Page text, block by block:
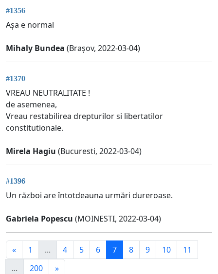
#1356
Așa e normal
Mihaly Bundea (Brașov, 2022-03-04)
#1370
VREAU NEUTRALITATE !
de asemenea,
Vreau restabilirea drepturilor si libertatilor
constitutionale.
Mirela Hagiu (Bucuresti, 2022-03-04)
#1396
Un război are întotdeauna urmări dureroase.
Gabriela Popescu (MOINESTI, 2022-03-04)
« 1 ... 4 5 6 7 8 9 10
11
...
200 »